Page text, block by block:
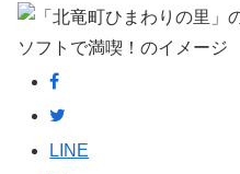
LINE